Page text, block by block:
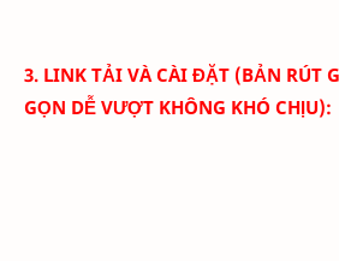
3. LINK TẢI VÀ CÀI ĐẶT (BẢN RÚT
GỌN DỄ VƯỢT KHÔNG KHÓ CHỊU):